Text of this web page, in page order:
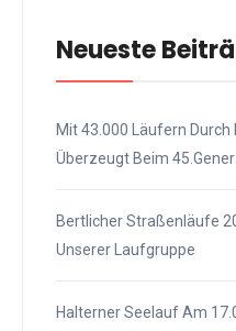
Neueste
Mit 43.000 Läufern
Überzeugt Beim
Bertlicher Straßenläufe
Unserer Laufgruppe
Halterner Seelauf Am